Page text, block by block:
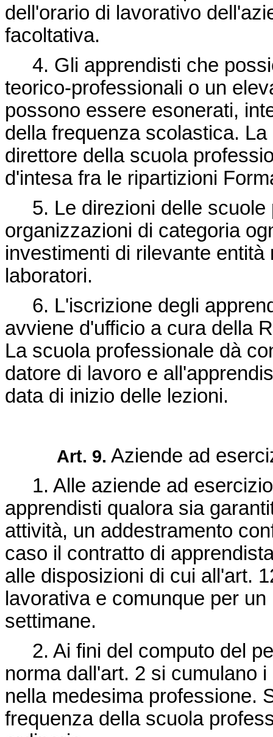
dell'orario di lavorativo
facoltativa.
4. Gli apprendisti che
teorico-professionali o un
possono essere esonerati,
della frequenza scolastica.
direttore della scuola
d'intesa fra le ripartizioni
5. Le direzioni delle scuole
organizzazioni di categoria
investimenti di rilevante
laboratori.
6. L'iscrizione degli
avviene d'ufficio a cura della
La scuola professionale dà
datore di lavoro e
data di inizio delle lezioni.
Art. 9. Aziende ad
1. Alle aziende ad
apprendisti qualora sia
attività, un addestramento
caso il contratto di
alle disposizioni di cui all'art.
lavorativa e comunque per
settimane.
2. Ai fini del computo del
norma dall'art. 2 si cumulano
nella medesima professione.
frequenza della scuola